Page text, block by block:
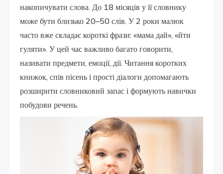
накопичувати слова. До 18 місяців у її словнику
може бути близько 20–50 слів. У 2 роки малюк
часто вже складає короткі фрази: «мама дай», «йти
гуляти». У цей час важливо багато говорити,
називати предмети, емоції, дії. Читання коротких
книжок, спів пісень і прості діалоги допомагають
розширити словниковий запас і формують навички
побудови речень.